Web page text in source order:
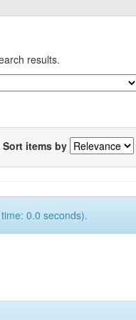
results.
Sort items by
0.0 seconds).